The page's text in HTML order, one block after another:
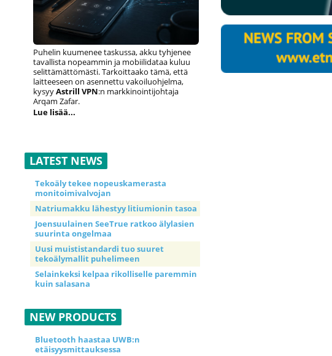
Puhelin kuumenee taskussa, akku tyhjenee
tavallista nopeammin ja mobiilidataa kuluu
selittämättömästi. Tarkoittaako tämä, että
laitteeseen on asennettu vakoiluohjelma,
kysyyAstrill VPN:n markkinointijohtaja
Arqam Zafar.
Lue lisää...
LATEST NEWS
Tekoäly tekee nopeuskamerasta
monitoimivalvojan
Natriumakku lähestyy litiumionin tasoa
Joensuulainen SeeTrue ratkoo älylasien
suurinta ongelmaa
Uusi muististandardi tuo suuret
tekoälymallit puhelimeen
Selainkeksi kelpaa rikolliselle paremmin
kuin salasana
NEW PRODUCTS
Bluetooth haastaa UWB:n
etäisyysmittauksessa